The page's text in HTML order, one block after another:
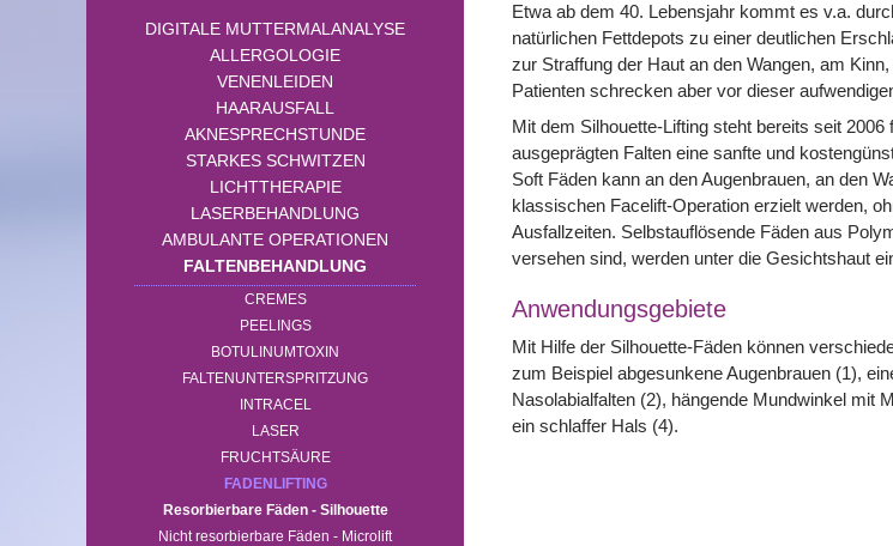
DIGITALE MUTTERMALANALYSE
ALLERGOLOGIE
VENENLEIDEN
HAARAUSFALL
AKNESPRECHSTUNDE
STARKES SCHWITZEN
LICHTTHERAPIE
LASERBEHANDLUNG
AMBULANTE OPERATIONEN
FALTENBEHANDLUNG
CREMES
PEELINGS
BOTULINUMTOXIN
FALTENUNTERSPRITZUNG
INTRACEL
LASER
FRUCHTSÄURE
FADENLIFTING
Resorbierbare Fäden - Silhouette
Nicht resorbierbare Fäden - Microlift
Etwa ab dem 40. Lebensjahr kommt es v.a.
natürlichen Fettdepots zu einer deutlichen
zur Straffung der Haut an den Wangen, am
Patienten schrecken aber vor dieser
Mit dem Silhouette-Lifting steht bereits seit
ausgeprägten Falten eine sanfte und
Soft Fäden kann an den Augenbrauen, an den
klassischen Facelift-Operation erzielt werden,
Ausfallzeiten. Selbstauflösende Fäden aus
versehen sind, werden unter die Gesichtshaut
Anwendungsgebiete
Mit Hilfe der Silhouette-Fäden können
zum Beispiel abgesunkene Augenbrauen (1),
Nasolabialfalten (2), hängende Mundwinkel mit
ein schlaffer Hals (4).